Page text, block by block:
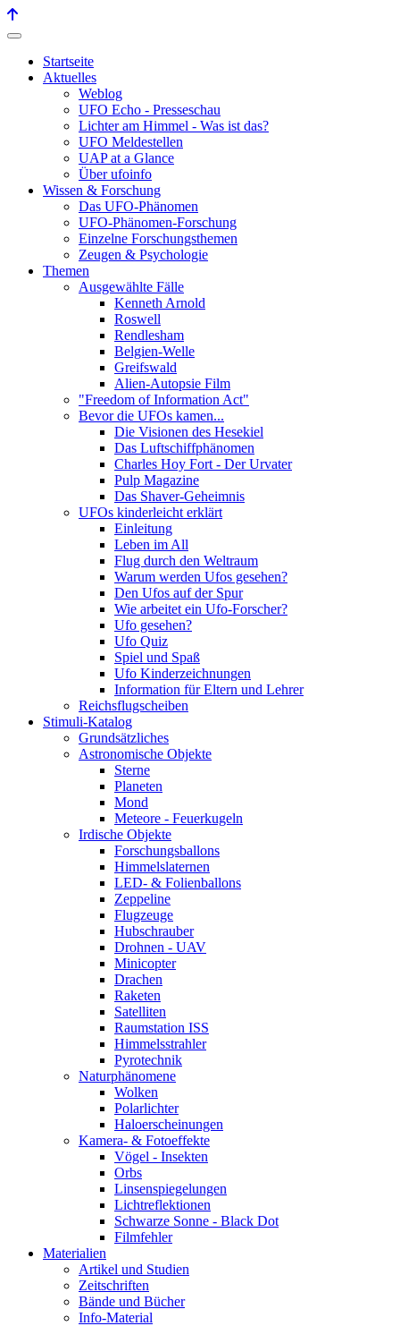
Startseite
Aktuelles
Weblog
UFO Echo - Presseschau
Lichter am Himmel - Was ist das?
UFO Meldestellen
UAP at a Glance
Über ufoinfo
Wissen & Forschung
Das UFO-Phänomen
UFO-Phänomen-Forschung
Einzelne Forschungsthemen
Zeugen & Psychologie
Themen
Ausgewählte Fälle
Kenneth Arnold
Roswell
Rendlesham
Belgien-Welle
Greifswald
Alien-Autopsie Film
"Freedom of Information Act"
Bevor die UFOs kamen...
Die Visionen des Hesekiel
Das Luftschiffphänomen
Charles Hoy Fort - Der Urvater
Pulp Magazine
Das Shaver-Geheimnis
UFOs kinderleicht erklärt
Einleitung
Leben im All
Flug durch den Weltraum
Warum werden Ufos gesehen?
Den Ufos auf der Spur
Wie arbeitet ein Ufo-Forscher?
Ufo gesehen?
Ufo Quiz
Spiel und Spaß
Ufo Kinderzeichnungen
Information für Eltern und Lehrer
Reichsflugscheiben
Stimuli-Katalog
Grundsätzliches
Astronomische Objekte
Sterne
Planeten
Mond
Meteore - Feuerkugeln
Irdische Objekte
Forschungsballons
Himmelslaternen
LED- & Folienballons
Zeppeline
Flugzeuge
Hubschrauber
Drohnen - UAV
Minicopter
Drachen
Raketen
Satelliten
Raumstation ISS
Himmelsstrahler
Pyrotechnik
Naturphänomene
Wolken
Polarlichter
Haloerscheinungen
Kamera- & Fotoeffekte
Vögel - Insekten
Orbs
Linsenspiegelungen
Lichtreflektionen
Schwarze Sonne - Black Dot
Filmfehler
Materialien
Artikel und Studien
Zeitschriften
Bände und Bücher
Info-Material